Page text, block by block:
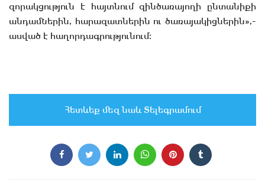
զորակցություն է հայտնում զինծառայողի ընտանիքի
անդամներին, հարազատներին ու ծառայակիցներին»,-
ասված է հաղորդագրությունում։
Հետևեք մեզ նաև Տելեգրամում